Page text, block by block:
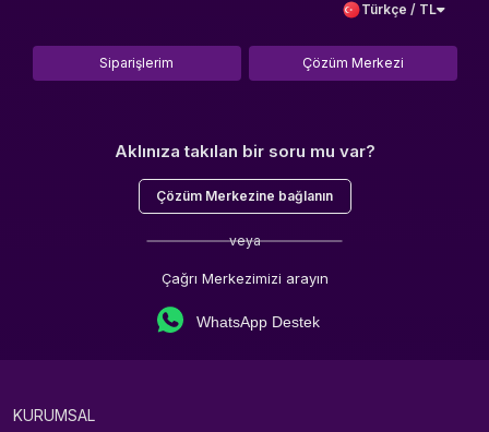
Türkçe / TL
Siparişlerim Çözüm Merkezi
Aklınıza takılan bir soru mu var?
Çözüm Merkezine bağlanın
veya
Çağrı Merkezimizi arayın
WhatsApp Destek
KURUMSAL